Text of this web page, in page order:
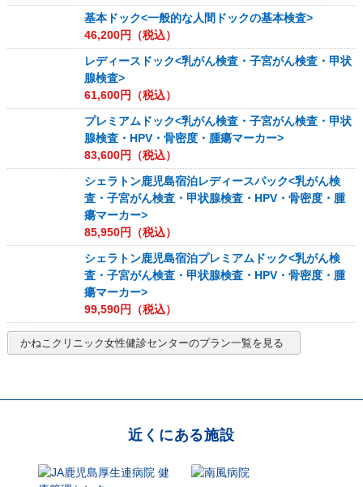
基本ドック<一般的な人間ドックの基本検査>
46,200円（税込）
レディースドック<乳がん検査・子宮がん検査・甲状
腺検査>
61,600円（税込）
プレミアムドック<乳がん検査・子宮がん検査・甲状
腺検査・HPV・骨密度・腫瘍マーカー>
83,600円（税込）
シェラトン鹿児島宿泊レディースパック<乳がん検
査・子宮がん検査・甲状腺検査・HPV・骨密度・腫
瘍マーカー>
85,950円（税込）
シェラトン鹿児島宿泊プレミアムドック<乳がん検
査・子宮がん検査・甲状腺検査・HPV・骨密度・腫
瘍マーカー>
99,590円（税込）
かねこクリニック女性健診センターのプラン一覧を見る
近くにある施設